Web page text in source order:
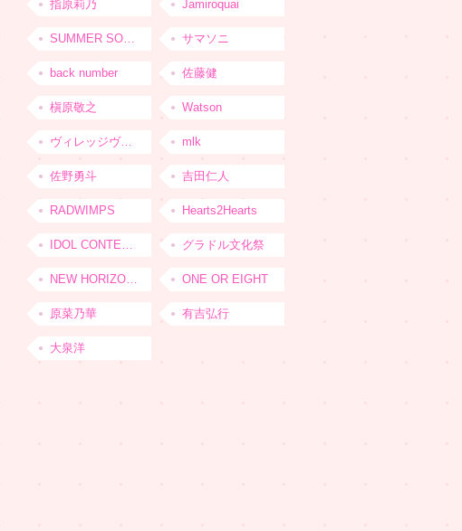
指原莉乃 Jamiroquai
SUMMER SONIC サマソニ
back number 佐藤健
槇原敬之 Watson
ヴィレッジヴァンガード mlk
佐野勇斗 吉田仁人
RADWIMPS Hearts2Hearts
IDOL CONTENT EXPO グラドル文化祭
NEW HORIZON FEST ONE OR EIGHT
原菜乃華 有吉弘行
大泉洋